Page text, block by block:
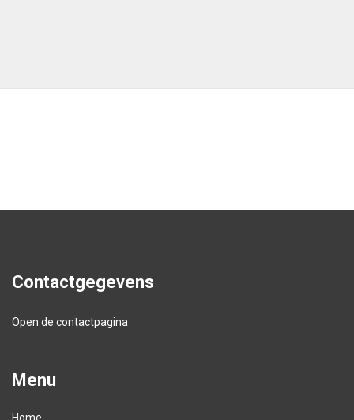
Contactgegevens
Open de contactpagina
Menu
Home